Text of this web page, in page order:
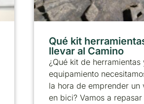
Qué kit
llevar al Camino
¿Qué kit de herramientas
equipamiento
la hora de emprender un
en bici? Vamos a repasar